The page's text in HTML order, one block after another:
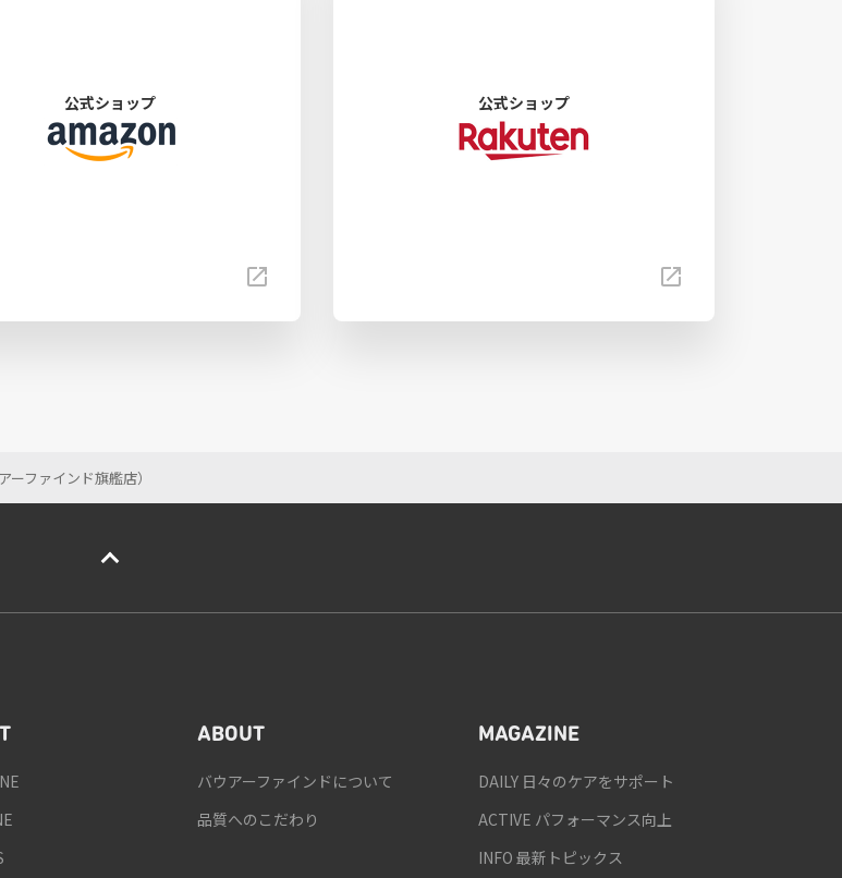
公式ショップ 公式ショップ
ーファインド旗艦店）
ABOUT
バウアーファインドについて
品質へのこだわり
MAGAZINE
DAILY 日々のケアをサポート
ACTIVE パフォーマンス向上
INFO 最新トピックス